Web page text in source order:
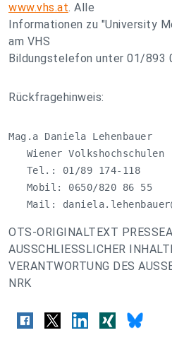
www.vhs.at. Alle
Informationen zu "University
am VHS
Bildungstelefon unter 01/893
Rückfragehinweis:
Mag.a Daniela Lehenbauer
   Wiener Volkshochschulen
   Tel.: 01/89 174-118
   Mobil: 0650/820 86 55
   Mail:
OTS-ORIGINALTEXT
AUSSCHLIESSLICHER
VERANTWORTUNG DES
NRK